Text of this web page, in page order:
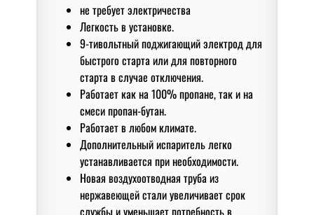
не требует электричества
Легкость в установке.
9-тивольтный поджигающий электрод для
быстрого старта или для повторного
старта в случае отключения.
Работает как на 100% пропане, так и на
смеси пропан-бутан.
Работает в любом климате.
Дополнительный испаритель легко
устанавливается при необходимости.
Новая воздухоотводная труба из
нержавеющей стали увеличивает срок
службы и уменьшает потребность в